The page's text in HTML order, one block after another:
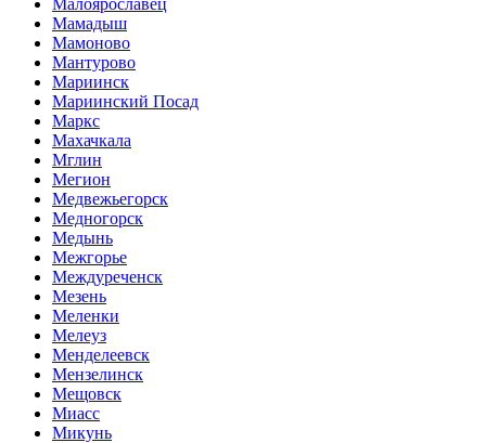
Малоярославец
Мамадыш
Мамоново
Мантурово
Мариинск
Мариинский Посад
Маркс
Махачкала
Мглин
Мегион
Медвежьегорск
Медногорск
Медынь
Межгорье
Междуреченск
Мезень
Меленки
Мелеуз
Менделеевск
Мензелинск
Мещовск
Миасс
Микунь